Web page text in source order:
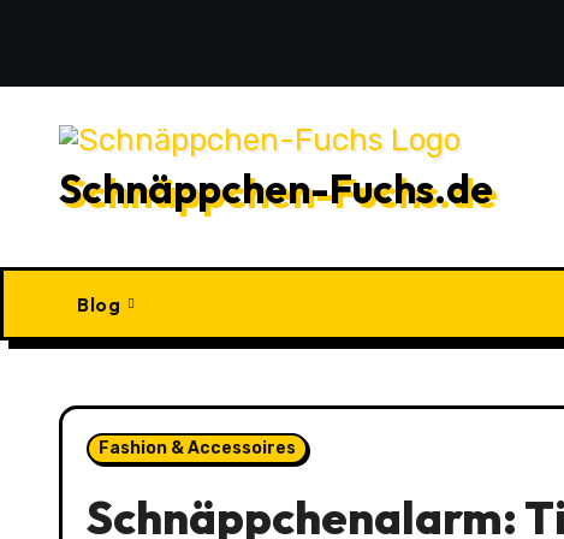
springen
Schnäppchen-Fuchs.de
Blog
Fashion & Accessoires
Schnäppchenalarm: